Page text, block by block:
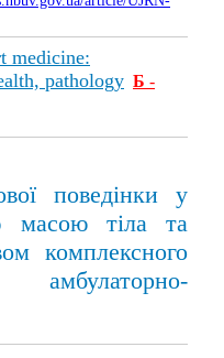
medicine:
pathology Б -
поведінки у
масою тіла та
комплексного